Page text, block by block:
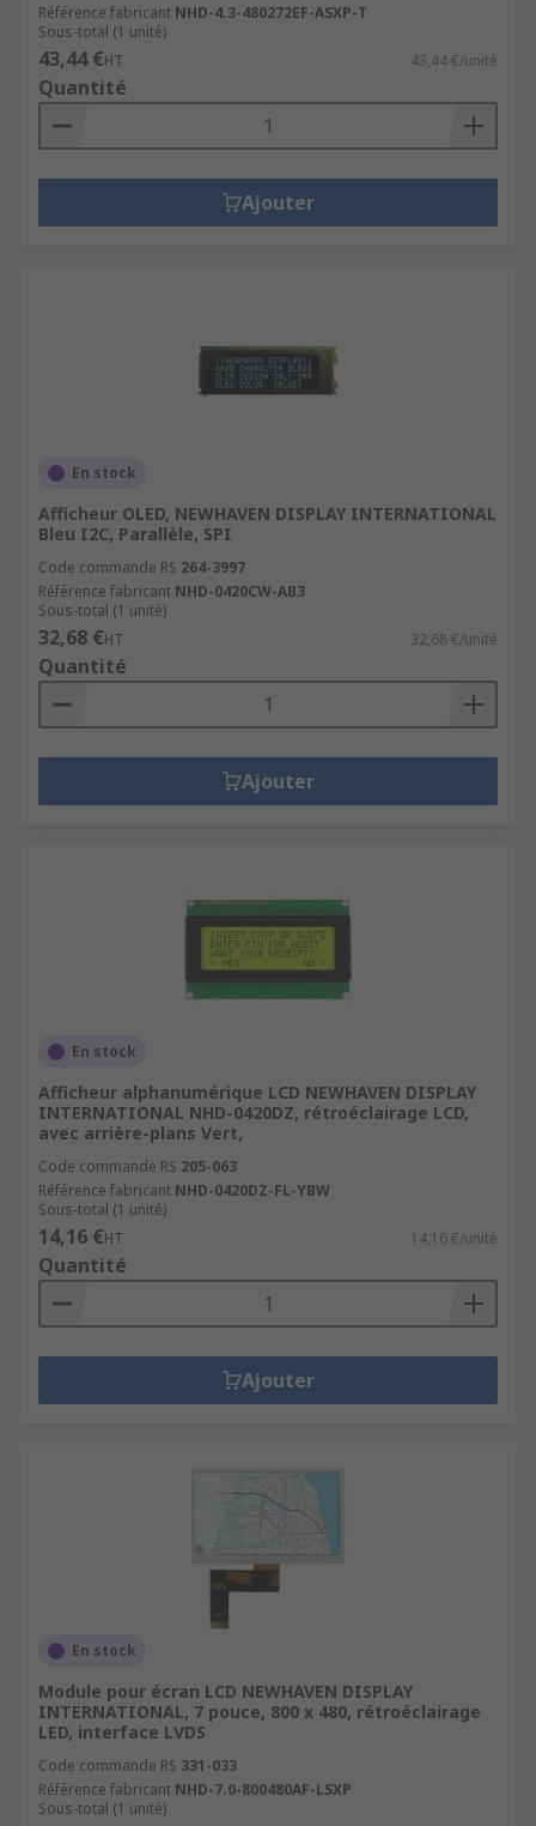
Référence fabricant NHD-4.3-480272EF-ASXP-T
Sous-total (1 unité)
43,44 €HT 43,44 €/unité
Quantité
Ajouter
En stock
Afficheur OLED, NEWHAVEN DISPLAY INTERNATIONAL
Bleu I2C, Parallèle, SPI
Code commande RS 264-3997
Référence fabricant NHD-0420CW-AB3
Sous-total (1 unité)
32,68 €HT 32,68 €/unité
Quantité
Ajouter
En stock
Afficheur alphanumérique LCD NEWHAVEN DISPLAY
INTERNATIONAL NHD-0420DZ, rétroéclairage LCD,
avec arrière-plans Vert,
Code commande RS 205-063
Référence fabricant NHD-0420DZ-FL-YBW
Sous-total (1 unité)
14,16 €HT 14,16 €/unité
Quantité
Ajouter
En stock
Module pour écran LCD NEWHAVEN DISPLAY
INTERNATIONAL, 7 pouce, 800 x 480, rétroéclairage
LED, interface LVDS
Code commande RS 331-033
Référence fabricant NHD-7.0-800480AF-LSXP
Sous-total (1 unité)